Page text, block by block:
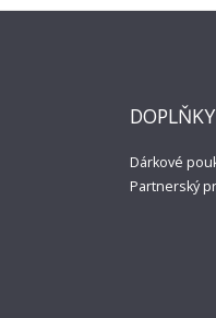
MORTY "Portál"DOPLŇKY
Dárkové
Partnerský